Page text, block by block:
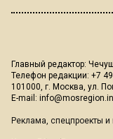
Главный редактор:
Телефон редакции: +7
101000, г. Москва, ул.
E-mail:
Реклама, спецпроекты и